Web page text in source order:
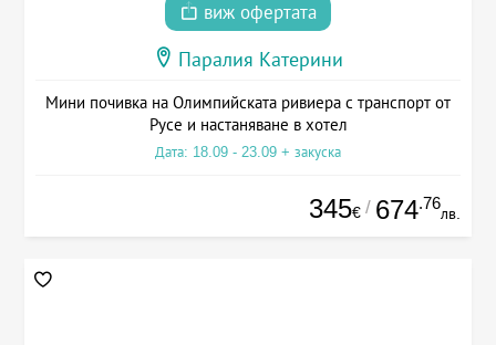
виж офертата
Паралия Катерини
Мини почивка на Олимпийската ривиера с транспорт от
Русе и настаняване в хотел
Дата: 18.09 - 23.09 + закуска
345€ / 674.76
лв.